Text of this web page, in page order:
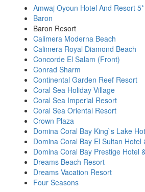
Amwaj Oyoun Hotel And Resort 5*
Baron
Baron Resort
Calimera Moderna Beach
Calimera Royal Diamond Beach
Concorde El Salam (Front)
Conrad Sharm
Continental Garden Reef Resort
Coral Sea Holiday Village
Coral Sea Imperial Resort
Coral Sea Oriental Resort
Crown Plaza
Domina Coral Bay King`s Lake
Domina Coral Bay El Sultan Hotel
Domina Coral Bay Prestige Hotel
Dreams Beach Resort
Dreams Vacation Resort
Four Seasons